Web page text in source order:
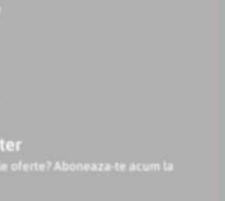
oferte? Aboneaza-te acum la